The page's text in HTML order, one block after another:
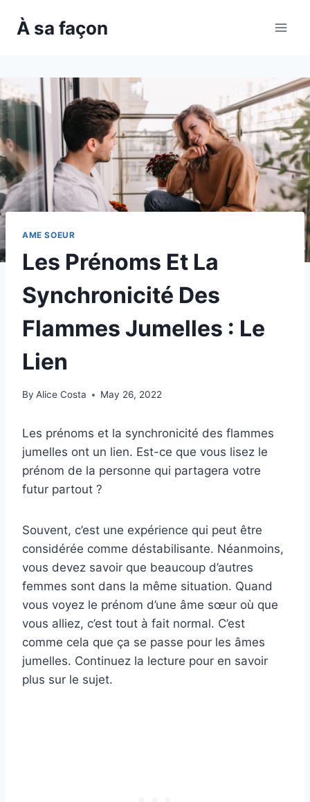
À sa façon
AME SOEUR
Les Prénoms Et La
Synchronicité Des
Flammes Jumelles : Le
Lien
By Alice Costa May 26, 2022
Les prénoms et la synchronicité des flammes
jumelles ont un lien. Est-ce que vous lisez le
prénom de la personne qui partagera votre
futur partout ?
Souvent, c’est une expérience qui peut être
considérée comme déstabilisante. Néanmoins,
vous devez savoir que beaucoup d’autres
femmes sont dans la même situation. Quand
vous voyez le prénom d’une âme sœur où que
vous alliez, c’est tout à fait normal. C’est
comme cela que ça se passe pour les âmes
jumelles. Continuez la lecture pour en savoir
plus sur le sujet.